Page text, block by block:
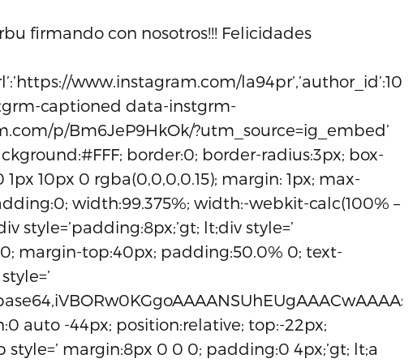
firmando con nosotros!!! Felicidades
www.instagram.com/
captioned data-instgrm-
p/Bm6JeP9HkOk/?utm_source=ig_embed’
border:0; border-radius:3px; box-
10px 0 rgba(0,0,0,0.15); margin: 1px; max-
width:99.375%; width:-webkit-calc(100% –
style=’padding:8px;’gt; lt;div style=’
margin-top:40px; padding:50.0% 0; text-
auto -44px; position:relative; top:-22px;
margin:8px 0 0 0; padding:0 4px;’gt; lt;a